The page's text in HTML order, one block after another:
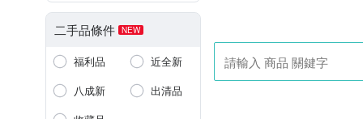
二手品條件 NEW
福利品
近全新
八成新
出清品